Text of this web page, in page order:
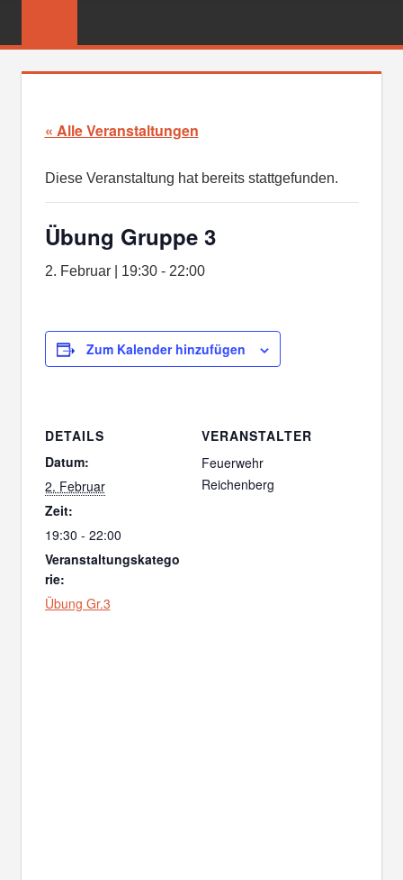
FEUERWEHR
« Alle Veranstaltungen
Diese Veranstaltung hat bereits stattgefunden.
Übung Gruppe 3
2. Februar | 19:30- 22:00
Zum Kalender hinzufügen
DETAILS
Datum:
2. Februar
Zeit:
19:30 - 22:00
Veranstaltungskatego
rie:
Übung Gr.3
VERANSTALTER
Feuerwehr
Reichenberg